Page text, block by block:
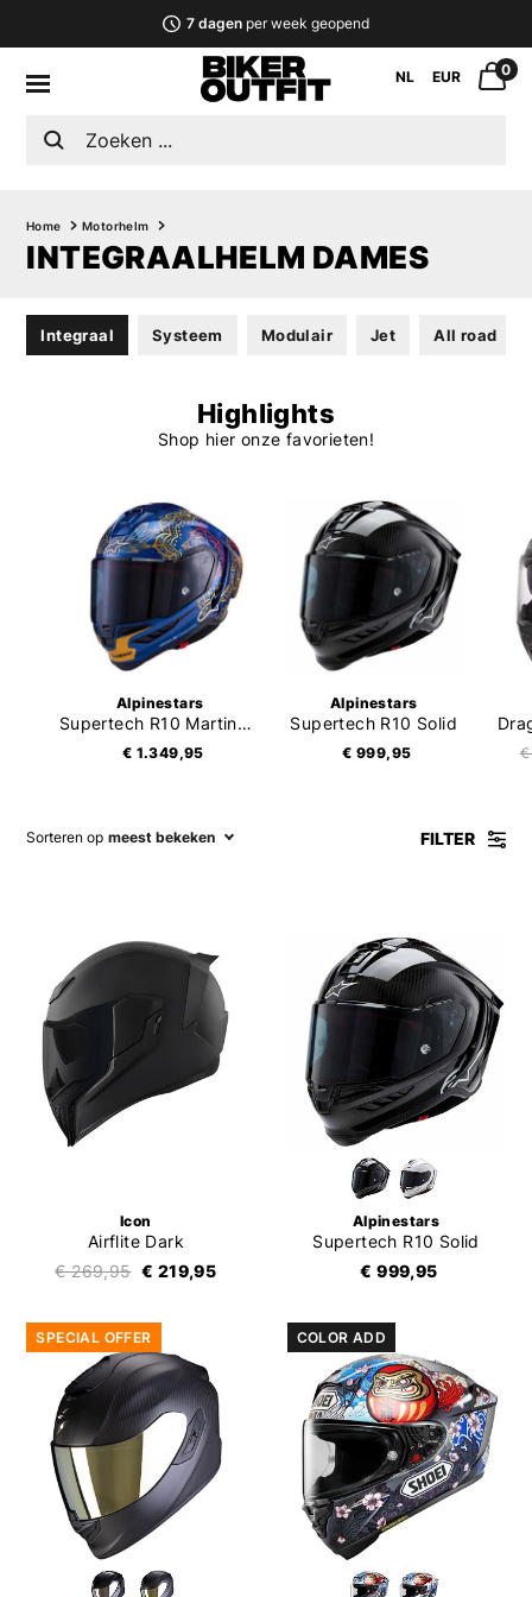
7 dagenper week geopend
NL EUR 0
Home Motorhelm
INTEGRAALHELM DAMES
Integraal Systeem Modulair Jet All road
Highlights
Shop hier onze favorieten!
Alpinestars
Supertech R10 Martinator Thai
€ 1.349,95
Alpinestars
Supertech R10 Solid
€ 999,95 €
Sorteren op meest bekeken FILTER
Icon
Airflite Dark
€ 269,95 € 219,95
Alpinestars
Supertech R10 Solid
€ 999,95
SPECIAL OFFER COLOR ADD